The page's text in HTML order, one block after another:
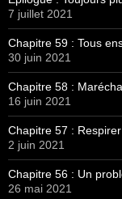
7 juillet 2021
Chapitre 59 : Tous
30 juin 2021
Chapitre 58 :
16 juin 2021
Chapitre 57 : Respirer
2 juin 2021
Chapitre 56 : Un
26 mai 2021